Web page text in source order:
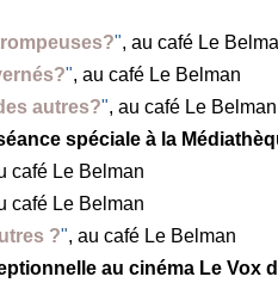
", au café Le
", au café Le Belman
autres?", au café Le Belman
spéciale à la
café Le Belman
café Le Belman
?", au café Le Belman
au cinéma Le Vox